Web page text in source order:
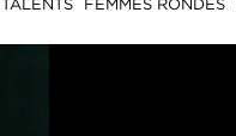
TALENTS FEMMES RONDES